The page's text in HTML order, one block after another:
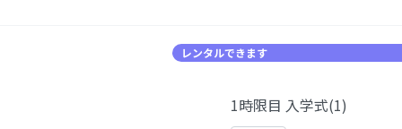
レンタルできます
1時限目 入学式(1)